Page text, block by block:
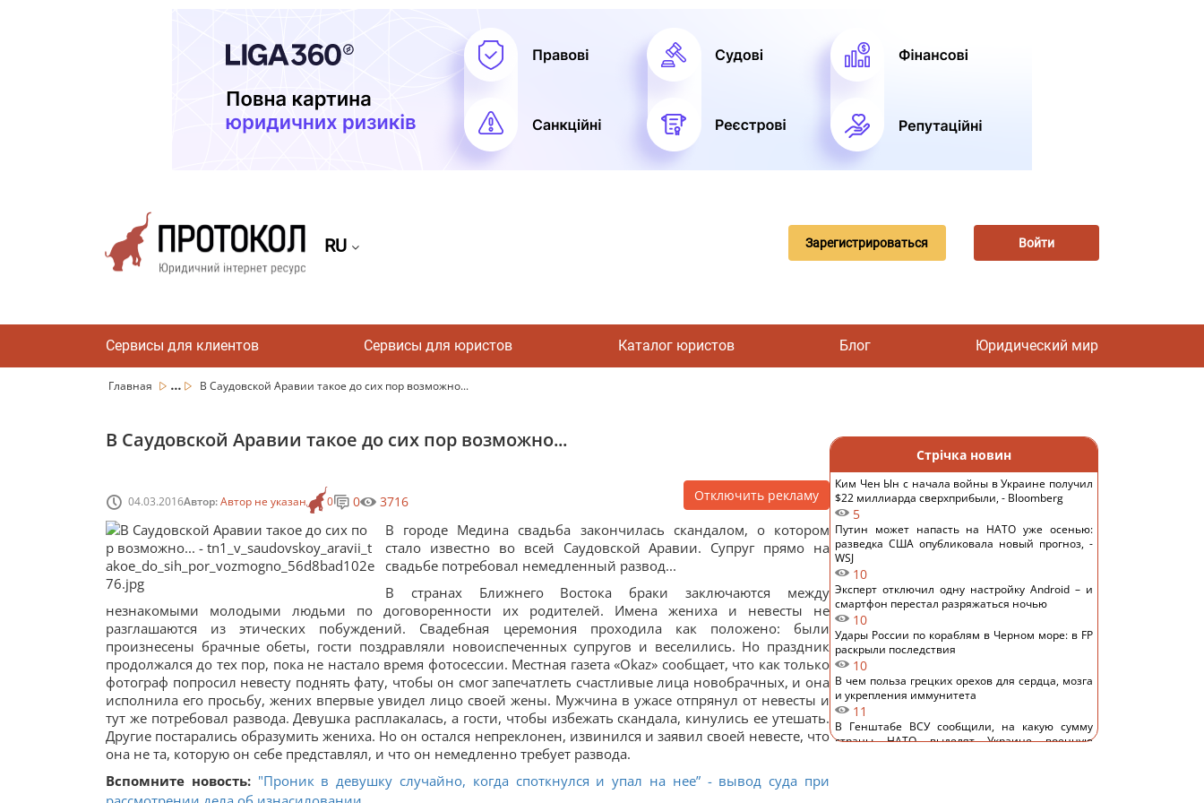
RU Зарегистрироваться Войти
Сервисы для клиентов Сервисы для юристов Каталог юристов Блог Юридический мир
Главная ... В Саудовской Аравии такое до сих пор возможно...
В Саудовской Аравии такое до сих пор возможно...
04.03.2016Автор:Автор не указан 0 0 3716 Отключить рекламу
В городе Медина свадьба закончилась скандалом, о котором
стало известно во всей Саудовской Аравии. Супруг прямо на
свадьбе потребовал немедленный развод...
В странах Ближнего Востока браки заключаются между
незнакомыми молодыми людьми по договоренности их родителей. Имена жениха и невесты не
разглашаются из этических побуждений. Свадебная церемония проходила как положено: были
произнесены брачные обеты, гости поздравляли новоиспеченных супругов и веселились. Но праздник
продолжался до тех пор, пока не настало время фотосессии. Местная газета «Okaz» сообщает, что как только
фотограф попросил невесту поднять фату, чтобы он смог запечатлеть счастливые лица новобрачных, и она
исполнила его просьбу, жених впервые увидел лицо своей жены. Мужчина в ужасе отпрянул от невесты и
тут же потребовал развода. Девушка расплакалась, а гости, чтобы избежать скандала, кинулись ее утешать.
Другие постарались образумить жениха. Но он остался непреклонен, извинился и заявил своей невесте, что
она не та, которую он себе представлял, и что он немедленно требует развода.
Вспомните новость: "Проник в девушку случайно, когда споткнулся и упал на нее” - вывод суда при
Стрічка новин
Ким Чен Ын с начала войны в Украине получил
$22 миллиарда сверхприбыли, - Bloomberg
5
Путин может напасть на НАТО уже осенью:
разведка США опубликовала новый прогноз, -
WSJ
10
Эксперт отключил одну настройку Android – и
смартфон перестал разряжаться ночью
10
Удары России по кораблям в Черном море: в FP
раскрыли последствия
10
В чем польза грецких орехов для сердца, мозга
и укрепления иммунитета
11
В Генштабе ВСУ сообщили, на какую сумму
страны НАТО выделят Украине военную